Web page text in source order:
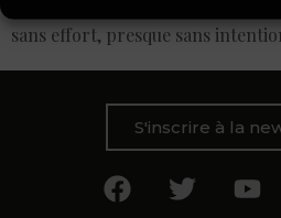
sans effort, presque sans
S'inscrire à la